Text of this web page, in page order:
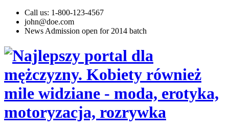
Call us: 1-800-123-4567
john@doe.com
News Admission open for 2014 batch